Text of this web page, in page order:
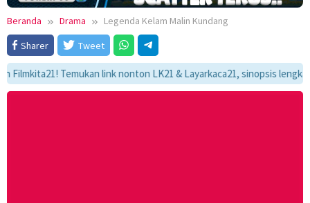
Beranda Drama
Legenda Kelam Malin Kundang
Sharer
Tweet
Temukan link nonton LK21 & Layarkaca21, sinopsis lengkap,